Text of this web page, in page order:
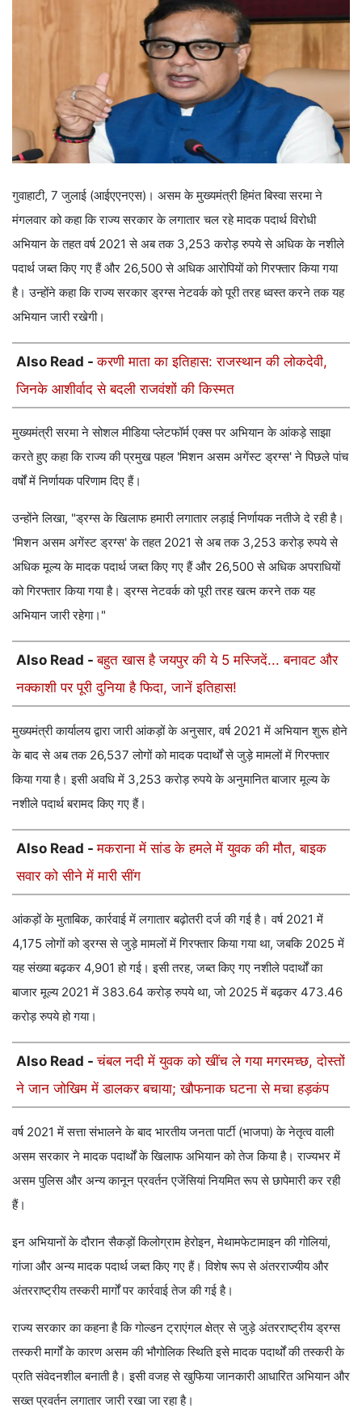
गुवाहाटी, 7 जुलाई (आईएएनएस)। असम के मुख्यमंत्री हिमंत बिस्वा सरमा ने
मंगलवार को कहा कि राज्य सरकार के लगातार चल रहे मादक पदार्थ विरोधी
अभियान के तहत वर्ष 2021 से अब तक 3,253 करोड़ रुपये से अधिक के नशीले
पदार्थ जब्त किए गए हैं और 26,500 से अधिक आरोपियों को गिरफ्तार किया गया
है। उन्होंने कहा कि राज्य सरकार ड्रग्स नेटवर्क को पूरी तरह ध्वस्त करने तक यह
अभियान जारी रखेगी।
Also Read -करणी माता का इतिहास: राजस्थान की लोकदेवी,
जिनके आशीर्वाद से बदली राजवंशों की किस्मत
मुख्यमंत्री सरमा ने सोशल मीडिया प्लेटफॉर्म एक्स पर अभियान के आंकड़े साझा
करते हुए कहा कि राज्य की प्रमुख पहल 'मिशन असम अगेंस्ट ड्रग्स' ने पिछले पांच
वर्षों में निर्णायक परिणाम दिए हैं।
उन्होंने लिखा, "ड्रग्स के खिलाफ हमारी लगातार लड़ाई निर्णायक नतीजे दे रही है।
'मिशन असम अगेंस्ट ड्रग्स' के तहत 2021 से अब तक 3,253 करोड़ रुपये से
अधिक मूल्य के मादक पदार्थ जब्त किए गए हैं और 26,500 से अधिक अपराधियों
को गिरफ्तार किया गया है। ड्रग्स नेटवर्क को पूरी तरह खत्म करने तक यह
अभियान जारी रहेगा।"
Also Read -बहुत खास है जयपुर की ये 5 मस्जिदें... बनावट और
नक्काशी पर पूरी दुनिया है फिदा, जानें इतिहास!
मुख्यमंत्री कार्यालय द्वारा जारी आंकड़ों के अनुसार, वर्ष 2021 में अभियान शुरू होने
के बाद से अब तक 26,537 लोगों को मादक पदार्थों से जुड़े मामलों में गिरफ्तार
किया गया है। इसी अवधि में 3,253 करोड़ रुपये के अनुमानित बाजार मूल्य के
नशीले पदार्थ बरामद किए गए हैं।
Also Read -मकराना में सांड के हमले में युवक की मौत, बाइक
सवार को सीने में मारी सींग
आंकड़ों के मुताबिक, कार्रवाई में लगातार बढ़ोतरी दर्ज की गई है। वर्ष 2021 में
4,175 लोगों को ड्रग्स से जुड़े मामलों में गिरफ्तार किया गया था, जबकि 2025 में
यह संख्या बढ़कर 4,901 हो गई। इसी तरह, जब्त किए गए नशीले पदार्थों का
बाजार मूल्य 2021 में 383.64 करोड़ रुपये था, जो 2025 में बढ़कर 473.46
करोड़ रुपये हो गया।
Also Read -चंबल नदी में युवक को खींच ले गया मगरमच्छ, दोस्तों
ने जान जोखिम में डालकर बचाया; खौफनाक घटना से मचा हड़कंप
वर्ष 2021 में सत्ता संभालने के बाद भारतीय जनता पार्टी (भाजपा) के नेतृत्व वाली
असम सरकार ने मादक पदार्थों के खिलाफ अभियान को तेज किया है। राज्यभर में
असम पुलिस और अन्य कानून प्रवर्तन एजेंसियां नियमित रूप से छापेमारी कर रही
हैं।
इन अभियानों के दौरान सैकड़ों किलोग्राम हेरोइन, मेथामफेटामाइन की गोलियां,
गांजा और अन्य मादक पदार्थ जब्त किए गए हैं। विशेष रूप से अंतरराज्यीय और
अंतरराष्ट्रीय तस्करी मार्गों पर कार्रवाई तेज की गई है।
राज्य सरकार का कहना है कि गोल्डन ट्राएंगल क्षेत्र से जुड़े अंतरराष्ट्रीय ड्रग्स
तस्करी मार्गों के कारण असम की भौगोलिक स्थिति इसे मादक पदार्थों की तस्करी के
प्रति संवेदनशील बनाती है। इसी वजह से खुफिया जानकारी आधारित अभियान और
सख्त प्रवर्तन लगातार जारी रखा जा रहा है।